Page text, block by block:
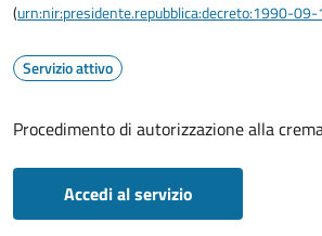
(urn:nir:presidente.repubblica:decreto:1990-
Servizio attivo
Procedimento di autorizzazione alla
Accedi al servizio